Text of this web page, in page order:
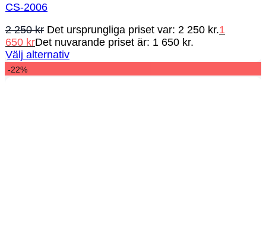
CS-2006
2 250kr Det ursprungliga priset var: 2 250 kr.1
650 krDet nuvarande priset är: 1 650 kr.
Välj alternativ
-22%